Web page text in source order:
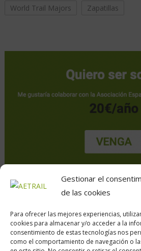
Gestionar el
de las cookies
Para ofrecer las mejores experiencias,
cookies para almacenar y/o acceder a la
consentimiento de estas tecnologías nos
como el comportamiento de navegación o
World Trail Majors Zapatillas